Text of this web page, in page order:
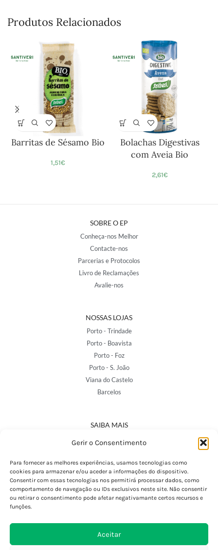
Gerir o Consentimento
Para fornecer as melhores experiências, usamos tecnologias como
cookies para armazenar e/ou aceder a informações do dispositivo.
Consentir com essas tecnologias nos permitirá processar dados, como
comportamento de navegação ou IDs exclusivos neste site. Não consentir
ou retirar o consentimento pode afetar negativamante certos recursos e
funções.
Aceitar
Produtos Relacionados
Barritas de Sésamo Bio
1,51€
Bolachas Digestivas
com Aveia Bio
2,61€
SOBRE O EP
Conheça-nos Melhor
Contacte-nos
Parcerias e Protocolos
Livro de Reclamações
Avalie-nos
NOSSAS LOJAS
Porto - Trindade
Porto - Boavista
Porto - Foz
Porto - S. João
Viana do Castelo
Barcelos
SAIBA MAIS
Política de Privacidade
Termos e Condições
Perguntas Frequentes
Custos de Envio
Encomendas Internacionais
Devoluções e Trocas